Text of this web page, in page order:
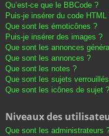
Qu’est-ce que le BBCode ?
Puis-je insérer du code HTML
Que sont les émoticônes ?
Puis-je insérer des images ?
Que sont les annonces
Que sont les annonces ?
Que sont les notes ?
Que sont les sujets
Que sont les icônes de sujet ?
Niveaux des
Que sont les administrateurs